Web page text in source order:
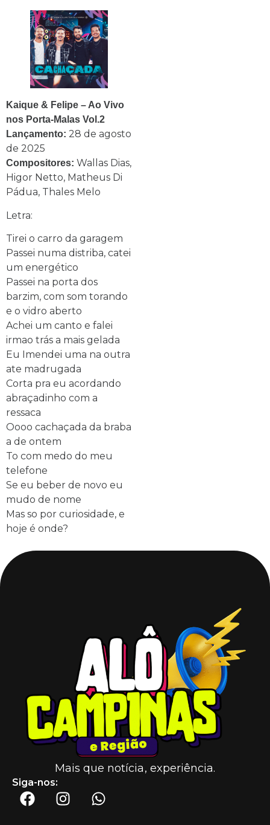
Kaique & Felipe – Ao Vivo
nos Porta-Malas Vol.2
Lançamento: 28 de agosto
de 2025
Compositores: Wallas Dias,
Higor Netto, Matheus Di
Pádua, Thales Melo
Letra:
Tirei o carro da garagem
Passei numa distriba, catei
um energético
Passei na porta dos
barzim, com som torando
e o vidro aberto
Achei um canto e falei
irmao trás a mais gelada
Eu Imendei uma na outra
ate madrugada
Corta pra eu acordando
abraçadinho com a
ressaca
Oooo cachaçada da braba
a de ontem
To com medo do meu
telefone
Se eu beber de novo eu
mudo de nome
Mas so por curiosidade, e
hoje é onde?
Mais que notícia, experiência.
Siga-nos: